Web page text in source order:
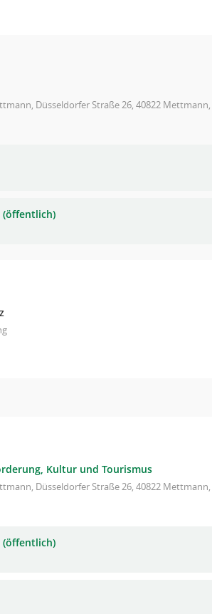
Düsseldorfer Straße 26, 40822
Kultur und Tourismus
Düsseldorfer Straße 26, 40822